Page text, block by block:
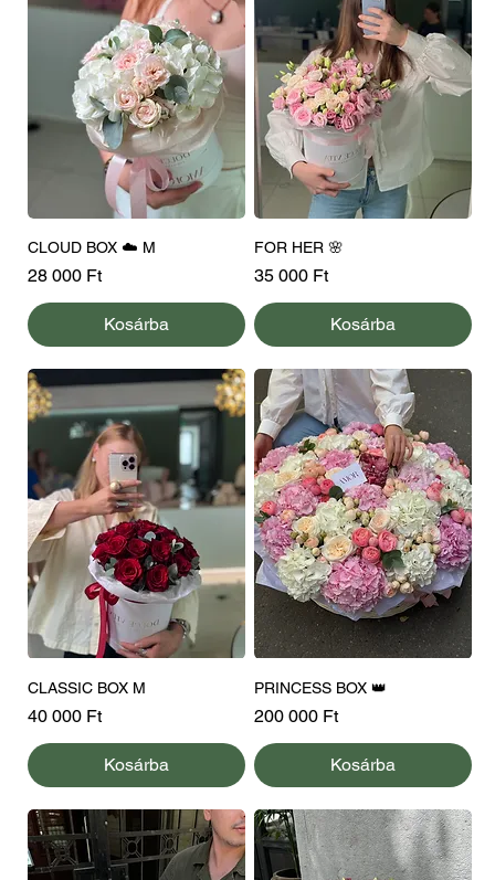
CLOUD BOX ☁️ M
Ár
28 000 Ft
Kosárba
FOR HER 🌸
Ár
35 000 Ft
Kosárba
CLASSIC BOX M
Ár
40 000 Ft
Kosárba
PRINCESS BOX 👑
Ár
200 000 Ft
Kosárba